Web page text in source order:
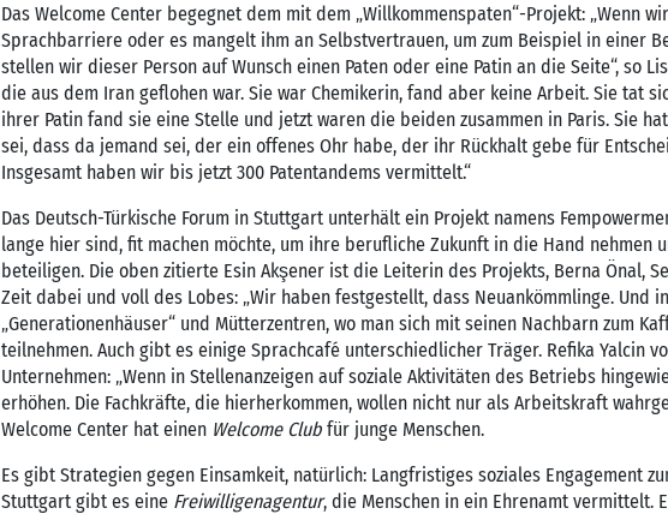
Das Welcome Center begegnet dem mit dem „Willkommenspaten“-Projekt: „Wenn
Sprachbarriere oder es mangelt ihm an Selbstvertrauen, um zum Beispiel in einer
stellen wir dieser Person auf Wunsch einen Paten oder eine Patin an die Seite“, so
die aus dem Iran geflohen war. Sie war Chemikerin, fand aber keine Arbeit. Sie tat
ihrer Patin fand sie eine Stelle und jetzt waren die beiden zusammen in Paris. Sie
sei, dass da jemand sei, der ein offenes Ohr habe, der ihr Rückhalt gebe für
Insgesamt haben wir bis jetzt 300 Patentandems vermittelt.“
Das Deutsch-Türkische Forum in Stuttgart unterhält ein Projekt namens
lange hier sind, fit machen möchte, um ihre berufliche Zukunft in die Hand nehmen
beteiligen. Die oben zitierte Esin Akşener ist die Leiterin des Projekts, Berna Önal,
Zeit dabei und voll des Lobes: „Wir haben festgestellt, dass Neuankömmlinge. Und
„Generationenhäuser“ und Mütterzentren, wo man sich mit seinen Nachbarn zum
teilnehmen. Auch gibt es einige Sprachcafé unterschiedlicher Träger. Refika Yalcin
Unternehmen: „Wenn in Stellenanzeigen auf soziale Aktivitäten des Betriebs
erhöhen. Die Fachkräfte, die hierherkommen, wollen nicht nur als Arbeitskraft
Welcome Center hat einen Welcome Club für junge Menschen.
Es gibt Strategien gegen Einsamkeit, natürlich: Langfristiges soziales Engagement
Stuttgart gibt es eine Freiwilligenagentur, die Menschen in ein Ehrenamt vermittelt.